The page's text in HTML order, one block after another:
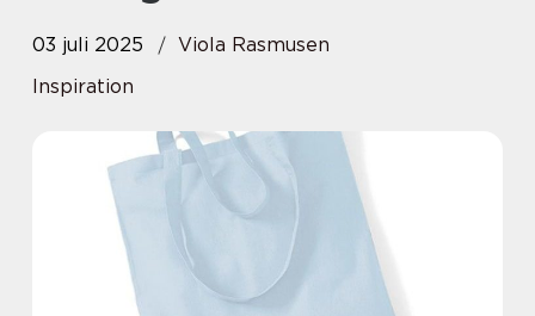
03 juli 2025
Viola Rasmusen
Inspiration